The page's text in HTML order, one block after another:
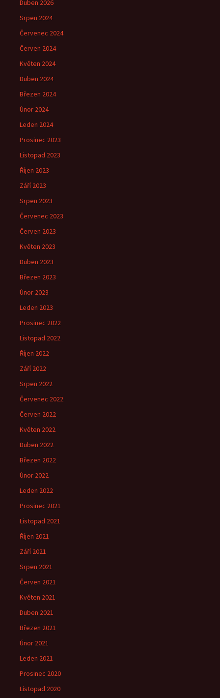
Duben 2026
Srpen 2024
Červenec 2024
Červen 2024
Květen 2024
Duben 2024
Březen 2024
Únor 2024
Leden 2024
Prosinec 2023
Listopad 2023
Říjen 2023
Září 2023
Srpen 2023
Červenec 2023
Červen 2023
Květen 2023
Duben 2023
Březen 2023
Únor 2023
Leden 2023
Prosinec 2022
Listopad 2022
Říjen 2022
Září 2022
Srpen 2022
Červenec 2022
Červen 2022
Květen 2022
Duben 2022
Březen 2022
Únor 2022
Leden 2022
Prosinec 2021
Listopad 2021
Říjen 2021
Září 2021
Srpen 2021
Červen 2021
Květen 2021
Duben 2021
Březen 2021
Únor 2021
Leden 2021
Prosinec 2020
Listopad 2020